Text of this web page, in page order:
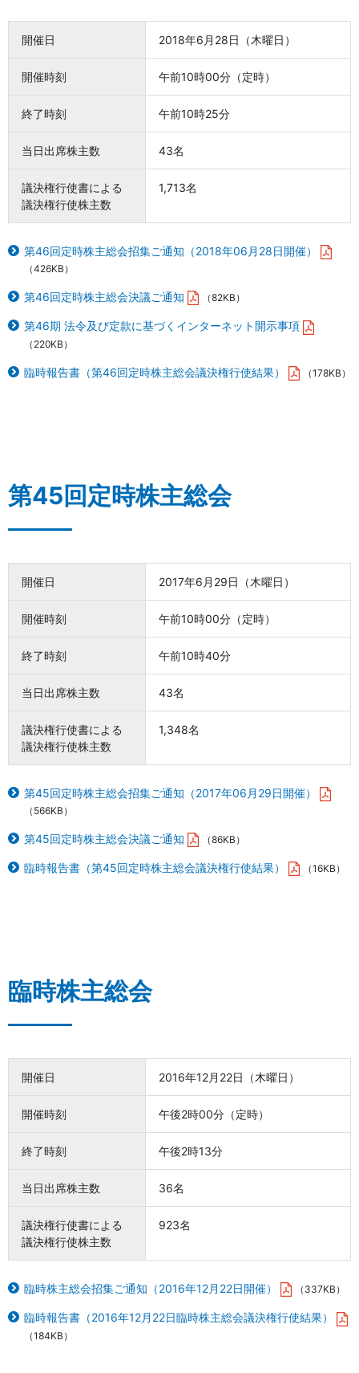
開催日 2018年6月28日（木曜日）
開催時刻 午前10時00分（定時）
終了時刻 午前10時25分
当日出席株主数 43名
議決権行使書による
議決権行使株主数
1,713名
第46回定時株主総会招集ご通知（2018年06月28日開催）
（426KB）
第46回定時株主総会決議ご通知 （82KB）
第46期 法令及び定款に基づくインターネット開示事項
（220KB）
臨時報告書（第46回定時株主総会議決権行使結果） （178KB）
第45回定時株主総会
開催日 2017年6月29日（木曜日）
開催時刻 午前10時00分（定時）
終了時刻 午前10時40分
当日出席株主数 43名
議決権行使書による
議決権行使株主数
1,348名
第45回定時株主総会招集ご通知（2017年06月29日開催）
（566KB）
第45回定時株主総会決議ご通知 （86KB）
臨時報告書（第45回定時株主総会議決権行使結果） （16KB）
臨時株主総会
開催日 2016年12月22日（木曜日）
開催時刻 午後2時00分（定時）
終了時刻 午後2時13分
当日出席株主数 36名
議決権行使書による
議決権行使株主数
923名
臨時株主総会招集ご通知（2016年12月22日開催） （337KB）
臨時報告書（2016年12月22日臨時株主総会議決権行使結果）
（184KB）